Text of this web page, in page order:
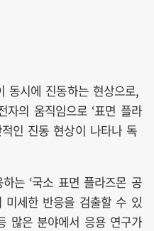
동시에 진동하는 현상으로,
의 움직임으로 ‘표면 플라
인 진동 현상이 나타나 독
는 ‘국소 표면 플라즈몬 공
미세한 반응을 검출할 수 있
많은 분야에서 응용 연구가